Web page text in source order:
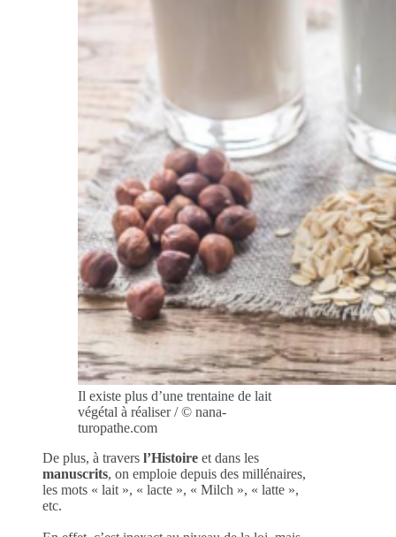
Il existe plus d’une trentaine de lait
végétal à réaliser / © nana-
turopathe.com
De plus, à travers l’Histoire et dans les
manuscrits, on emploie depuis des millénaires,
les mots « lait », « lacte », « Milch », « latte »,
etc.